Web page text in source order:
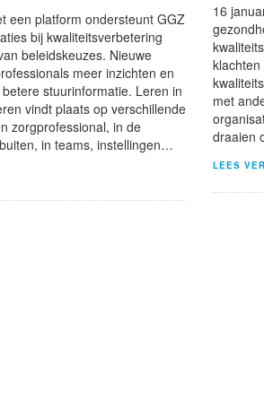
een platform ondersteunt GGZ
bij kwaliteitsverbetering
beleidskeuzes. Nieuwe
meer inzichten en
stuurinformatie. Leren in
vindt plaats op verschillende
zorgprofessional, in de
in teams, instellingen…
16
met
draaien
LEES